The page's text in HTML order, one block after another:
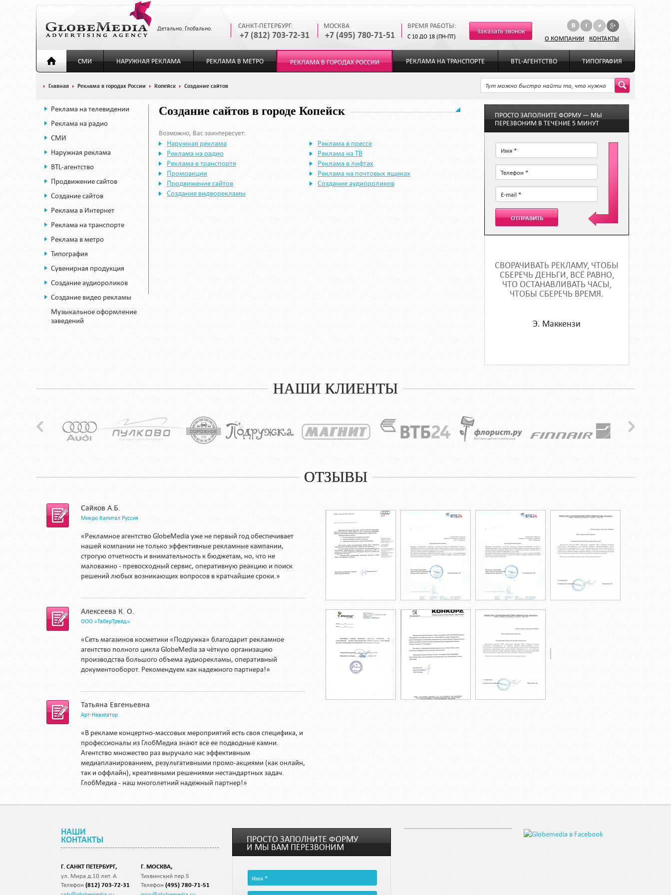
Детально. Глобально. САНКТ-ПЕТЕРБУРГ:
+7 (812) 703-72-31
МОСКВА
+7 (495) 780-71-51
ВРЕМЯ РАБОТЫ:
С 10 ДО 18 (ПН-ПТ)
Заказать звонок
О КОМПАНИИ КОНТАКТЫ
СМИ НАРУЖНАЯ РЕКЛАМА РЕКЛАМА В МЕТРО РЕКЛАМА В ГОРОДАХ РОССИИ РЕКЛАМА НА ТРАНСПОРТЕ BTL-АГЕНТСТВО ТИПОГРАФИЯ
Главная Реклама в городах России Копейск Создание сайтов
Реклама на телевидении
Реклама на радио
СМИ
Наружная реклама
BTL-агентство
Продвижение сайтов
Создание сайтов
Реклама в Интернет
Реклама на транспорте
Реклама в метро
Типография
Сувенирная продукция
Создание аудиороликов
Создание видео рекламы
Музыкальное оформление
заведений
Создание сайтов в городе Копейск
Возможно, Вас заинтересует:
Наружная реклама
Реклама на радио
Реклама в транспорте
Промоакции
Продвижение сайтов
Создание видеорекламы
Реклама в прессе
Реклама на ТВ
Реклама в лифтах
Реклама на почтовых ящиках
Создание аудиороликов
ПРОСТО ЗАПОЛНИТЕ ФОРМУ — МЫ
ПЕРЕЗВОНИМ В ТЕЧЕНИЕ 5 МИНУТ
СВОРАЧИВАТЬ РЕКЛАМУ, ЧТОБЫ
СБЕРЕЧЬ ДЕНЬГИ, ВСЁ РАВНО,
ЧТО ОСТАНАВЛИВАТЬ ЧАСЫ,
ЧТОБЫ СБЕРЕЧЬ ВРЕМЯ.
Э. Маккензи
НАШИ КЛИЕНТЫ
ОТЗЫВЫ
Сайков А.Б.
Микро Капитал Руссия
«Рекламное агентство GlobeMedia уже не первый год обеспечивает
нашей компании не только эффективные рекламные кампании,
строгую отчетность и внимательность к бюджетам, но, что не
маловажно - превосходный сервис, оперативную реакцию и поиск
решений любых возникающих вопросов в кратчайшие сроки.»
Алексеева К. О.
ООО «ТаберТрейд»
«Сеть магазинов косметики «Подружка» благодарит рекламное
агентство полного цикла GlobeMedia за чёткую организацию
производства большого объема аудиорекламы, оперативный
документооборот. Рекомендуем как надежного партнера!»
Татьяна Евгеньевна
Арт-Навигатор
«В рекламе концертно-массовых мероприятий есть своя специфика, и
профессионалы из ГлобМедиа знают все ее подводные камни.
Агентство множество раз выручало нас эффективным
медиапланированием, результативными промо-акциями (как онлайн,
так и оффлайн), креативными решениями нестандартных задач.
ГлобМедиа - наш многолетний надежный партнер!»
НАШИ
КОНТАКТЫ
Г. САНКТ ПЕТЕРБУРГ,
ул. Мира д.10 лит. А
Телефон (812) 703-72-31
Г. МОСКВА,
Тихвинский пер.5
Телефон (495) 780-71-51
ПРОСТО ЗАПОЛНИТЕ ФОРМУ
И МЫ ВАМ ПЕРЕЗВОНИМ